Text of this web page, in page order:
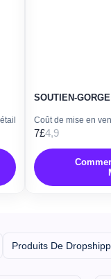
SOUTIEN-
Coût de mise en
7£4,9
Produits De